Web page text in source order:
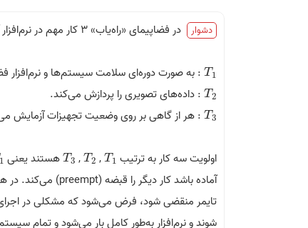
دشوار در فضاپیمای «راه‌­یاب» 3 کار مهم در نرم­‌افزار آن تعبیه شده است که عبارتند از:
T 1
T1 : به صورت دوره‌ای سلامت سیستم‌ها و نرم‌­افزار
T2
T2 : داده‌های تصویری را پردازش می‌­کند.
T3
T3 : هر از گاهی بر روی وضعیت تجهیزات آزمایش
اولویت سه کار به ترتیب T 1
T1
,
T2
T2
,
T3
T3 هستند یعنی 1
آماده باشد کار دیگر را قبضه (preempt) می­‌کند. در هر بار اجرای
تایمر منقضی شود، فرض می‌­شود که مشکلی در اجرای
شوند و نرم­‌افزار به‌طور کامل بار می­‌شود و تمام